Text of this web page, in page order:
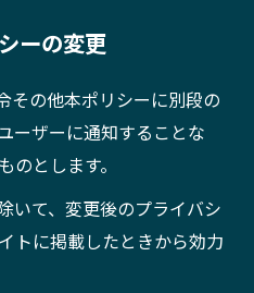
ーの変更
その他本ポリシーに別段の
ーザーに通知することな
のとします。
いて、変更後のプライバシ
トに掲載したときから効力